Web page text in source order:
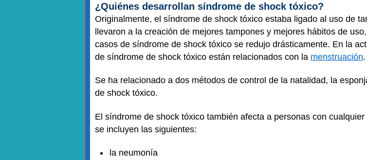
¿Quiénes desarrollan síndrome de shock tóxico?
Originalmente, el síndrome de shock tóxico estaba ligado al uso de
llevaron a la creación de mejores tampones y mejores hábitos de
casos de síndrome de shock tóxico se redujo drásticamente. En la
de síndrome de shock tóxico están relacionados con la menstruación.
Se ha relacionado a dos métodos de control de la natalidad, la
de shock tóxico.
El síndrome de shock tóxico también afecta a personas con
se incluyen las siguientes:
la neumonía